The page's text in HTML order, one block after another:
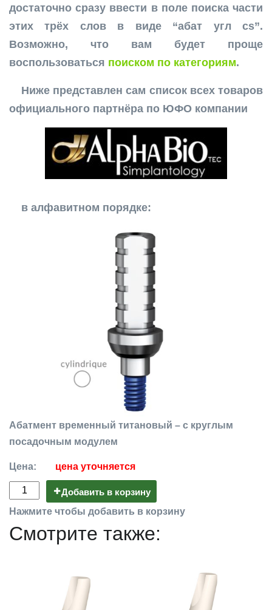
достаточно сразу ввести в поле поиска части
этих трёх слов в виде “абат угл cs”.
Возможно, что вам будет проще
воспользоваться поиском по категориям.
Ниже представлен сам список всех товаров
официального партнёра по ЮФО компании
в алфавитном порядке:
Абатмент временный титановый – с круглым
посадочным модулем
Цена: цена уточняется
Добавить в корзину
Нажмите чтобы добавить в корзину
Смотрите также: